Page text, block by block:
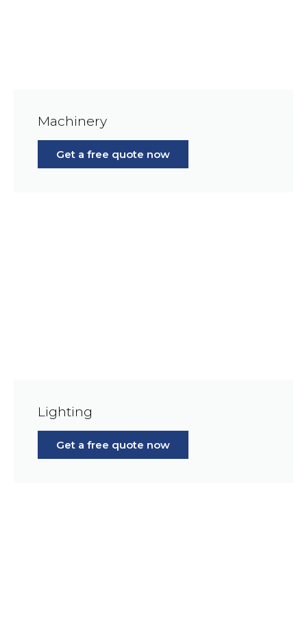
Machinery
Get a free quote now
Lighting
Get a free quote now